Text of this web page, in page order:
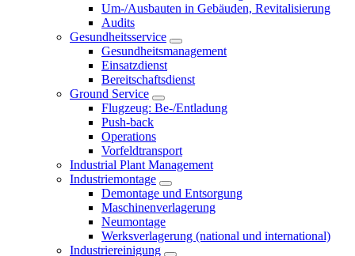
Um-/Ausbauten in Gebäuden, Revitalisierung
Audits
Gesundheitsservice
Gesundheitsmanagement
Einsatzdienst
Bereitschaftsdienst
Ground Service
Flugzeug: Be-/Entladung
Push-back
Operations
Vorfeldtransport
Industrial Plant Management
Industriemontage
Demontage und Entsorgung
Maschinenverlagerung
Neumontage
Werksverlagerung (national und international)
Industriereinigung